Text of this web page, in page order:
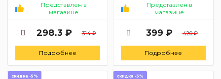
Представлен в
магазине
298.3 ₽ 314 ₽
Подробнее
Представлен в
магазине
399 ₽ 420 ₽
Подробнее
скидка -5% скидка -5%